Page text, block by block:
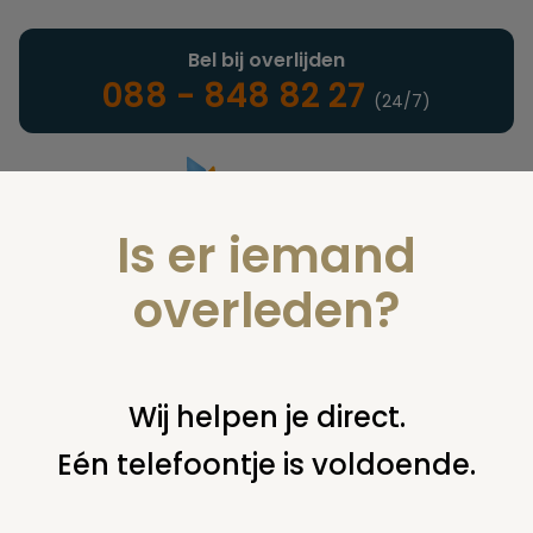
Landelijke uitvaartonderneming
Bel bij overlijden
088 - 848 82 27 (24/7)
U bent hier: home nieuws & agenda nieuws publiekslezing
Is er iemand
overleden?
Wij helpen je direct.
Eén telefoontje is voldoende.